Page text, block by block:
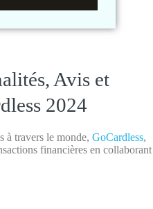
Avis et
2024
à travers le monde, GoCardless,
financières en collaborant